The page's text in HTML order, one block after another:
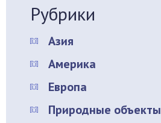
Рубрики
Азия
Америка
Европа
Природные объекты